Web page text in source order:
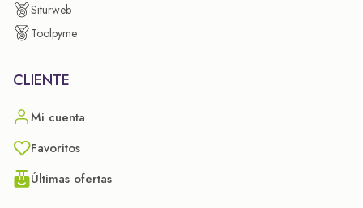
Siturweb
Toolpyme
CLIENTE
Mi cuenta
Favoritos
Últimas ofertas